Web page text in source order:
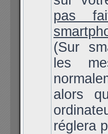
pas
(Sur
les
alors
réglera